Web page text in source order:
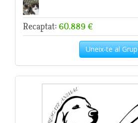
Recaptat: 60.889 €
Uneix-te al Grup